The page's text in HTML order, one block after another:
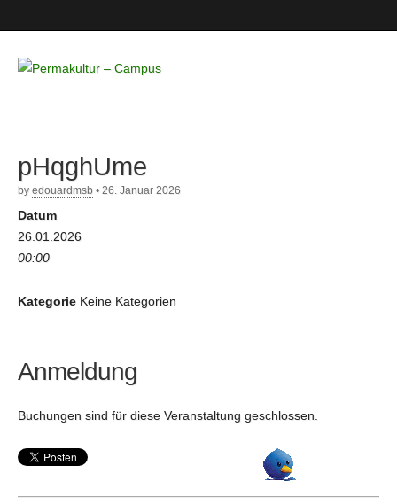
– Campus
pHqghUme
by edouardmsb • 26. Januar 2026
Datum
26.01.2026
00:00
Kategorie Keine Kategorien
Anmeldung
Buchungen sind für diese Veranstaltung geschlossen.